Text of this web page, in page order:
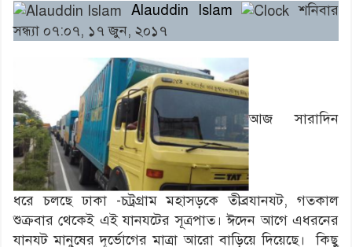
Alauddin Islam
শনিবার
সন্ধ্যা ০৭:০৭, ১৭ জুন, ২০১৭
আজ সারাদিন
ধরে চলছে ঢাকা -চট্রগ্রাম মহাসড়কে তীব্রযানযট, গতকাল
শুক্রবার থেকেই এই যানযটের সূত্রপাত। ঈদেন আগে এধরনের
যানযট মানুষের দূর্ভোগের মাত্রা আরো বাড়িয়ে দিয়েছে। কিছু